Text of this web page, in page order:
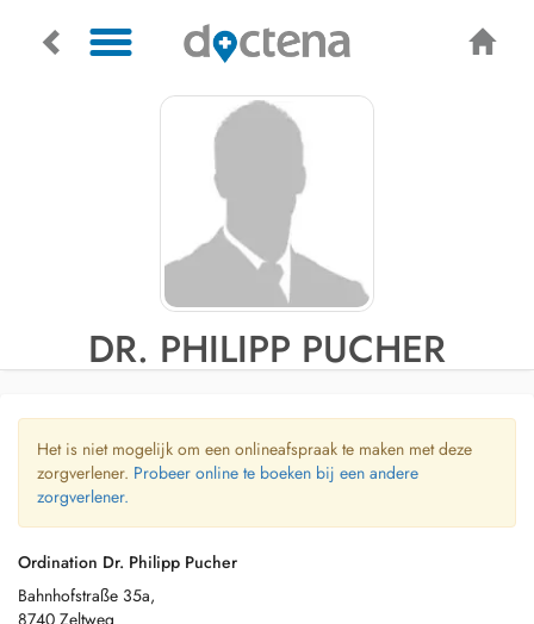
DR. PHILIPP PUCHER
Het is niet mogelijk om een onlineafspraak te maken met deze
zorgverlener. Probeer online te boeken bij een andere
zorgverlener.
Ordination Dr. Philipp Pucher
Bahnhofstraße 35a,
8740 Zeltweg